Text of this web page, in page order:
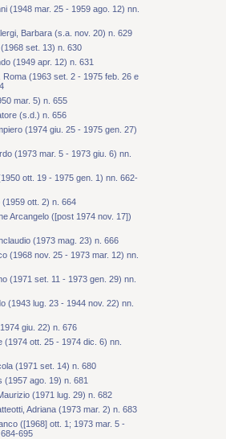
(1948 mar. 25 - 1959 ago. 12) nn.
Barbara (s.a. nov. 20) n. 629
set. 13) n. 630
(1949 apr. 12) n. 631
(1963 set. 2 - 1975 feb. 26 e
mar. 5) n. 655
(s.d.) n. 656
(1974 giu. 25 - 1975 gen. 27)
(1973 mar. 5 - 1973 giu. 6) nn.
ott. 19 - 1975 gen. 1) nn. 662-
(1959 ott. 2) n. 664
Arcangelo ([post 1974 nov. 17])
(1973 mag. 23) n. 666
(1968 nov. 25 - 1973 mar. 12) nn.
(1971 set. 11 - 1973 gen. 29) nn.
(1943 lug. 23 - 1944 nov. 22) nn.
giu. 22) n. 676
(1974 ott. 25 - 1974 dic. 6) nn.
(1971 set. 14) n. 680
(1957 ago. 19) n. 681
(1971 lug. 29) n. 682
Adriana (1973 mar. 2) n. 683
([1968] ott. 1; 1973 mar. 5 -
695